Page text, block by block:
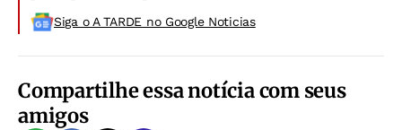
Siga o A TARDE no Google Noticias
Compartilhe essa notícia com seus
amigos